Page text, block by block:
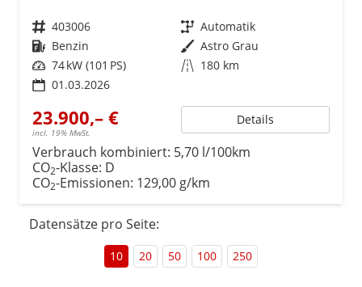
Fahrzeugnr. 403006 Getriebe Automatik
Kraftstoff Benzin Außenfarbe Astro Grau
Leistung 74 kW (101 PS) Kilometerstand 180 km
01.03.2026
23.900,– €
incl. 19% MwSt.
Details
Verbrauch kombiniert: 5,70 l/100km
CO2-Klasse: D
CO2-Emissionen: 129,00 g/km
Datensätze pro Seite:
10 20 50 100 250